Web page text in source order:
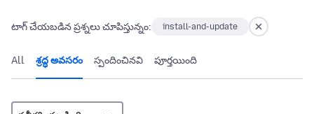
టాగ్ చేయబడిన ప్రశ్నలు చూపిస్తున్నం: install-and-update
All శ్రద్ధ అవసరం స్పందించినవి పూర్తయింది